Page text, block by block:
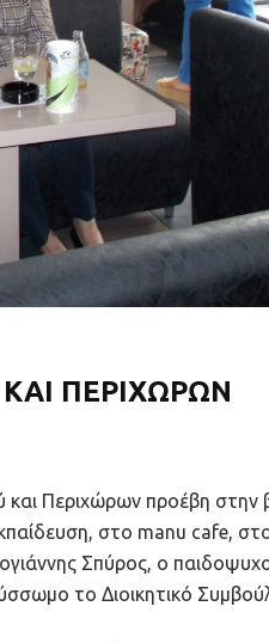
ΠΕΡΙΧΩΡΩΝ
και Περιχώρων προέβη
στο manu cafe,
Σπύρος, ο
το Διοικητικό